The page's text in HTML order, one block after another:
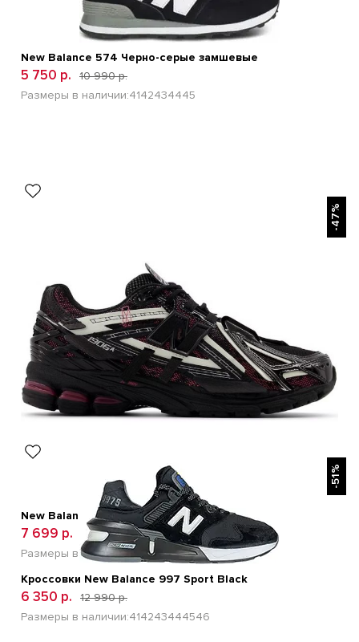
New Balance 574 Черно-серые замшевые
5 750 р.
10 990 р.
Размеры в наличии:4142434445
-47%
New Balance 1906A Dragon Berry
7 699 р.
14 500 р.
Размеры в наличии:41 42434445
-51%
Кроссовки New Balance 997 Sport Black
6 350 р.
12 990 р.
Размеры в наличии:414243444546